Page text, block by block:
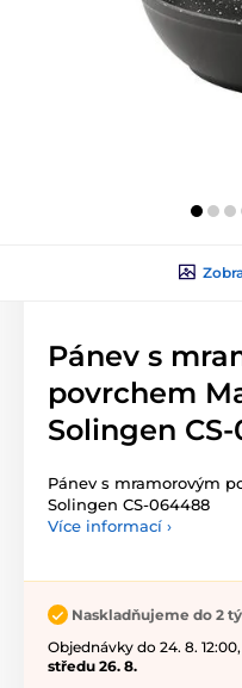
Pánev s
povrchem
Solingen
Pánev s mramorovým
Solingen CS-064488
Více informací ›
Naskladňujeme do 2
Objednávky do 24. 8.
středu 26. 8.